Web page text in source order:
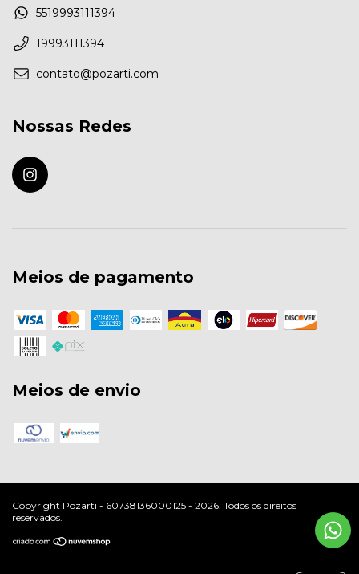
5519993111394
19993111394
contato@pozarti.com
Nossas Redes
Meios de pagamento
Meios de envio
Copyright Pozarti - 60738136000125 - 2026. Todos os direitos
reservados.